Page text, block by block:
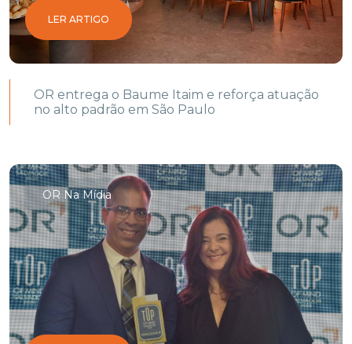
LER ARTIGO
OR entrega o Baume Itaim e reforça atuação
no alto padrão em São Paulo
OR Na Mídia